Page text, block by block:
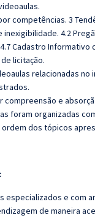
competências. 3
4.2
Cadastro
licitação.
relacionadas
compreensão e
foram organizadas
dos tópicos
especializados e com
de maneira